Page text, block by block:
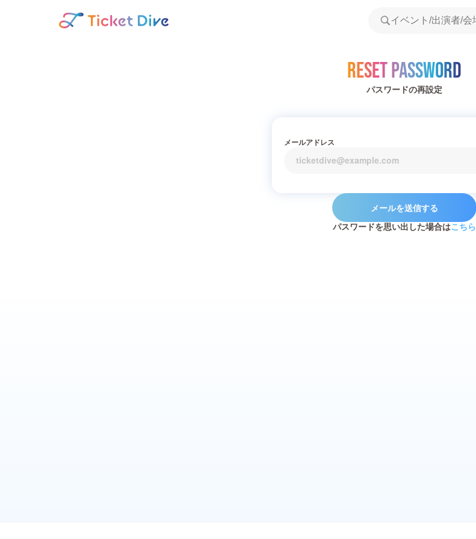
Reset Password
パスワードの再設定
メールアドレス
メールを送信する
パスワードを思い出した場合はこちら